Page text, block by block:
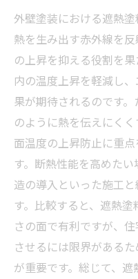
び方と活用法まとめ
遮熱塗料だけじゃ
フォーム対策とは
快適でエコな住ま
塗装の未来展望
外壁塗装における遮熱
熱を生み出す赤外線を
の上昇を抑える役割を
内の温度上昇を軽減し
果が期待されるのです
のように熱を伝えにく
面温度の上昇防止に重
す。断熱性能を高めた
造の導入といった施工
す。比較すると、遮熱
さの面で有利ですが、
させるには限界がある
が重要です。総じて、